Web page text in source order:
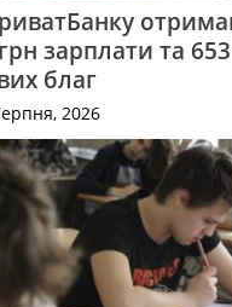
зарплати та
благ
2026